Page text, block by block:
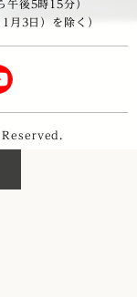
午後5時15分）
月3日）を除く）